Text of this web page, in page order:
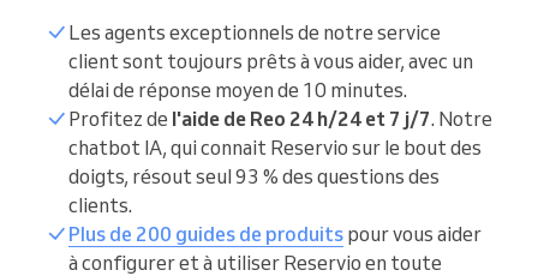
Les agents exceptionnels de notre service
client sont toujours prêts à vous aider, avec un
délai de réponse moyen de 10 minutes.
Profitez de l'aide de Reo 24 h/24 et 7 j/7. Notre
chatbot IA, qui connait Reservio sur le bout des
doigts, résout seul 93 % des questions des
clients.
Plus de 200 guides de produits pour vous aider
à configurer et à utiliser Reservio en toute